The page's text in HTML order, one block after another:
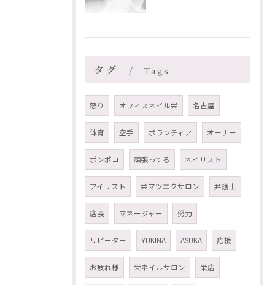
タグ Tags
怒り オフィスネイル栄 名古屋
体育 空手 ボランティア オーナー
ポンポコ 頑張ってる ネイリスト
アイリスト 栄マツエクサロン 弁護士
店長 マネージャー 努力
リピーター YUKINA ASUKA 応援
お疲れ様 栄ネイルサロン 栄店